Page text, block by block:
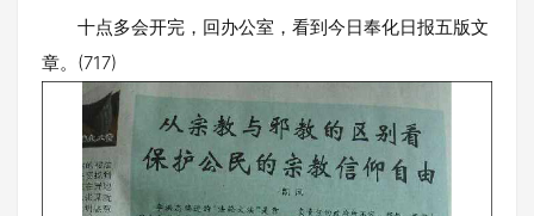
十点多会开完，回办公室，看到今日奉化日报五版文
章。(717)